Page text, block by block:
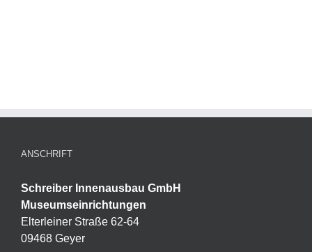
ANSCHRIFT
Schreiber Innenausbau GmbH
Museumseinrichtungen
Elterleiner Straße 62-64
09468 Geyer